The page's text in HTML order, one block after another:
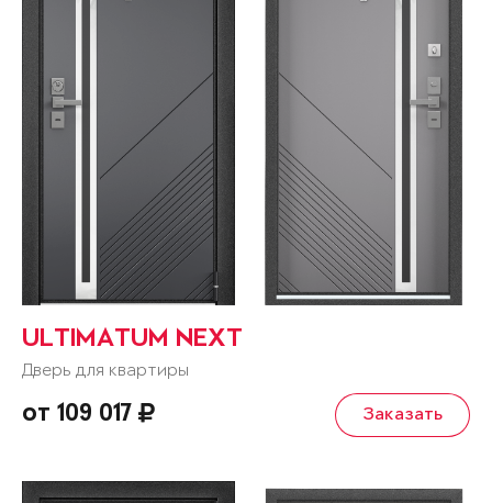
ULTIMATUM NEXT
Дверь для квартиры
от 109 017 Заказать